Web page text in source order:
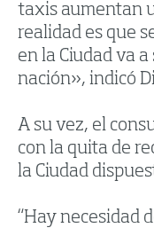
taxis aumentan
realidad es que
en la Ciudad va
nación», indicó
A su vez, el
con la quita de
la Ciudad
“Hay necesidad